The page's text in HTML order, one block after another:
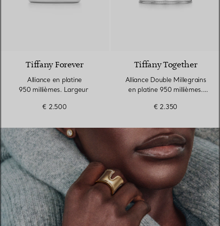
Tiffany Forever
Alliance en platine
950 millièmes. Largeur
€ 2.500
Tiffany Together
Alliance Double Millegrains
en platine 950 millièmes.
€ 2.350